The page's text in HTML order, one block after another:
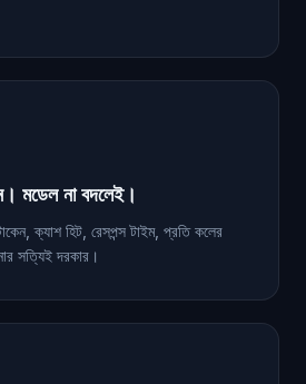
মডেল না বদলেই।
ক্যাশ হিট, রেসপন্স টাইম, প্রতি কলের
সত্যিই দরকার।